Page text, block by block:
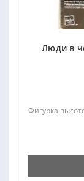
Люди в
Фигурка